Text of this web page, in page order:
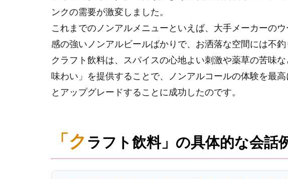
ンクの需要が激変しました。
これまでのノンアルメニューといえば、大手メーカーの
感の強いノンアルビールばかりで、お洒落な空間には不
クラフト飲料は、スパイスの心地よい刺激や薬草の苦味
味わい」を提供することで、ノンアルコールの体験を最
とアップグレードすることに成功したのです。
「ク ラフト飲料」の具体的な会話